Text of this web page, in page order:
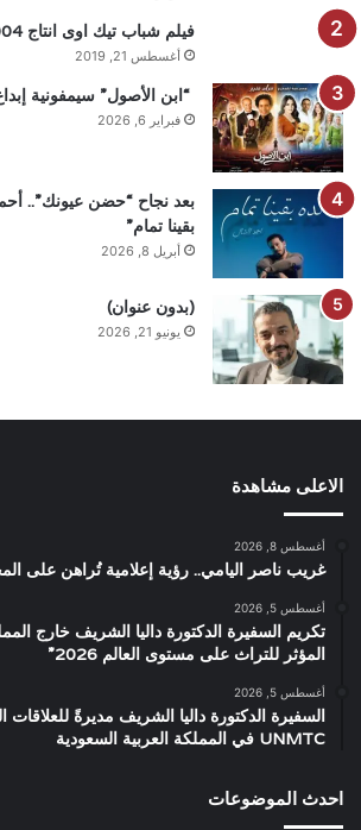
فيلم شباب تيك اوى انتاج 2004
أغسطس 21, 2019
“ابن الأصول” سيمفونية
فبراير 6, 2026
بعد نجاح “حضن عيونك”..
بقينا تمام”
أبريل 8, 2026
(بدون عنوان)
يونيو 21, 2026
الاعلى مشاهدة
أغسطس 8, 2026
غريب ناصر اليامي.. رؤية إعلامية تُراهن على
أغسطس 5, 2026
تكريم السفيرة الدكتورة داليا الشريف خارج
المؤثر للتراث على مستوى العالم 2026”
أغسطس 5, 2026
السفيرة الدكتورة داليا الشريف مديرةً للعلاقات
UNMTC في المملكة العربية السعودية
احدث الموضوعات